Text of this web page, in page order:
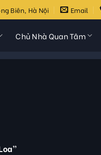
Biên, Hà Nội Email
Chủ Nhà Quan Tâm